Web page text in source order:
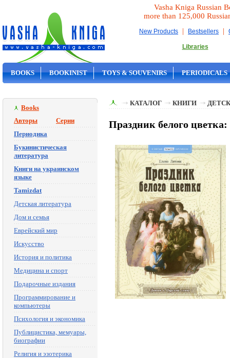
Vasha Kniga Russian
more than 125,000
New Products | Bestsellers |
Libraries
BOOKS BOOKINIST TOYS & SOUVENIRS PERIODICALS
Books
Авторы
Серии
Периодика
Букинистическая
литература
Книги на украинском
языке
Tamizdat
Детская литература
Дом и семья
Еврейский мир
Искусство
История и политика
Медицина и спорт
Подарочные издания
Программирование и
компьютеры
Психология и экономика
Публицистика, мемуары,
биографии
Религия и эзотерика
КАТАЛОГ КНИГИ
Праздник белого